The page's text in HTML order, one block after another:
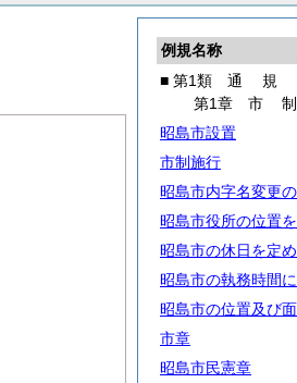
例規名称
■ 第1類 通 規
第1章 市制
昭島市設置
市制施行
昭島市内字名変更
昭島市役所の位置
昭島市の休日を定
昭島市の執務時間
昭島市の位置及び
市章
昭島市民憲章